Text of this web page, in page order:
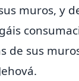
muros, y
de sus